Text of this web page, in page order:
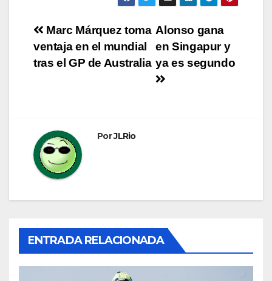
Navegación
de
Alonso gana
en Singapur y
ya es segundo
Marc Márquez toma
ventaja en el mundial
tras el GP de Australia
PorJLRio
ENTRADA RELACIONADA